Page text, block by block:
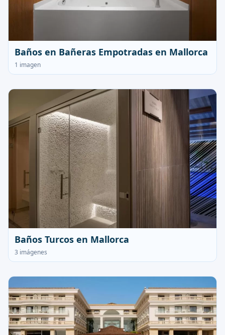
Baños en Bañeras Empotradas en Mallorca
1 imagen
Baños Turcos en Mallorca
3 imágenes